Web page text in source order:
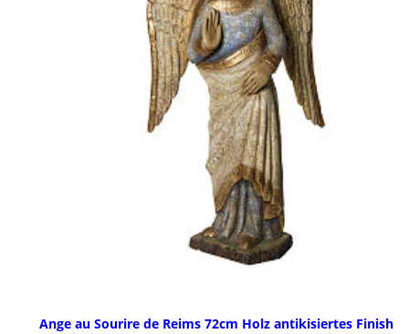
Ange au Sourire de Reims 72cm Holz antikisiertes Finish